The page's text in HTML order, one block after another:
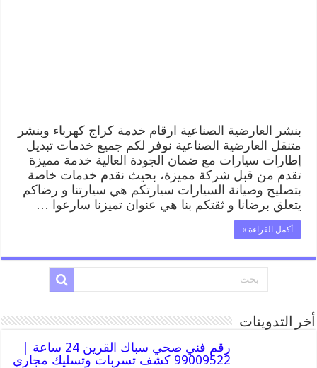
بنشر العارضية الصناعية ارقام خدمة كراج كهرباء وبنشر
متنقل العارضية الصناعية نوفر لكم جميع خدمات تبديل
إطارات سيارات مع ضمان الجودة العالية خدمة مميزة
تقدم من قبل شركة مميزة، بحيث نقدم خدمات خاصة
بتصليح وصيانة السيارات سيارتكم هي سيارتنا و رضاكم
يتعلق برضانا و ثقتكم بنا هي عنوان تميزنا سارعوا …
أكمل القراءة »
أخر التدوينات
رقم فني صحي سباك القرين 24 ساعة |
99009522 كشف تسربات وتسليك مجاري